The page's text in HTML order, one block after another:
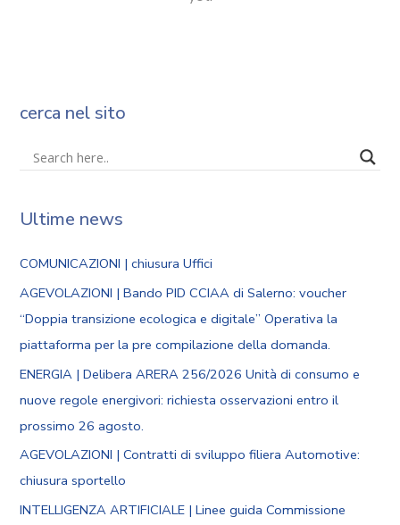
cerca nel sito
Ultime news
COMUNICAZIONI | chiusura Uffici
AGEVOLAZIONI | Bando PID CCIAA di Salerno: voucher
“Doppia transizione ecologica e digitale” Operativa la
piattaforma per la pre compilazione della domanda.
ENERGIA | Delibera ARERA 256/2026 Unità di consumo e
nuove regole energivori: richiesta osservazioni entro il
prossimo 26 agosto.
AGEVOLAZIONI | Contratti di sviluppo filiera Automotive:
chiusura sportello
INTELLIGENZA ARTIFICIALE | Linee guida Commissione